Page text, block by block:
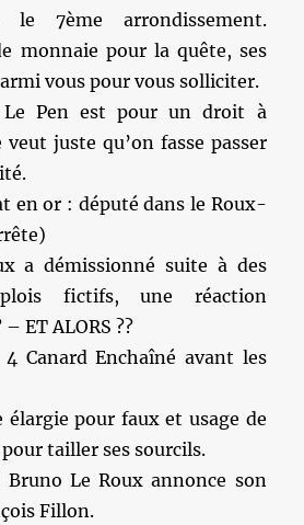
le 7ème arrondissement.
monnaie pour la quête, ses
vous pour vous solliciter.
Pen est pour un droit à
veut juste qu’on fasse passer
en or : député dans le Roux-
a démissionné suite à des
fictifs, une réaction
ET ALORS ??
Canard Enchaîné avant les
élargie pour faux et usage de
tailler ses sourcils.
Le Roux annonce son
Fillon.